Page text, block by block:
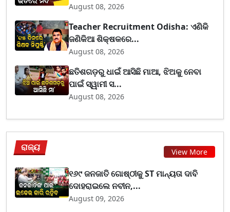
August 08, 2026
Teacher Recruitment Odisha: ଏଣିକି
ଜଣିକିଆ ଶିକ୍ଷକରେ...
August 08, 2026
ଛତିଶଗଡ଼ରୁ ଧାଇଁ ଆସିଛି ମାଆ, ଝିଅକୁ ନେବା
ପାଇଁ ସ୍ୱାମୀ ସ...
August 08, 2026
ରାଜ୍ୟ View More
୧୬୯ ଜନଜାତି ଗୋଷ୍ଠୀକୁ ST ମାନ୍ୟତା ଦାବି
ଦୋହରାଇଲେ ନବୀନ,...
August 09, 2026